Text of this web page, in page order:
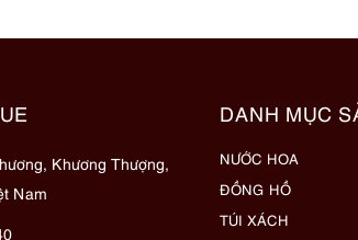
Khương Thượng,
Nam
DANH MỤC
NƯỚC HOA
ĐỒNG HỒ
TÚI XÁCH